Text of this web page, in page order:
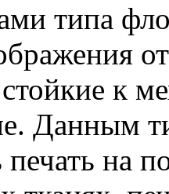
типа
к
Данным
на